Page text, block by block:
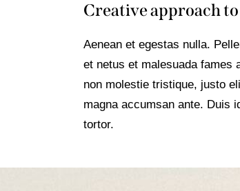
Creative approach
Aenean et egestas nulla.
et netus et malesuada fames
non molestie tristique, justo
magna accumsan ante. Duis
tortor.